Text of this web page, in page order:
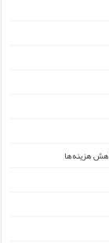
هزینه‌ها